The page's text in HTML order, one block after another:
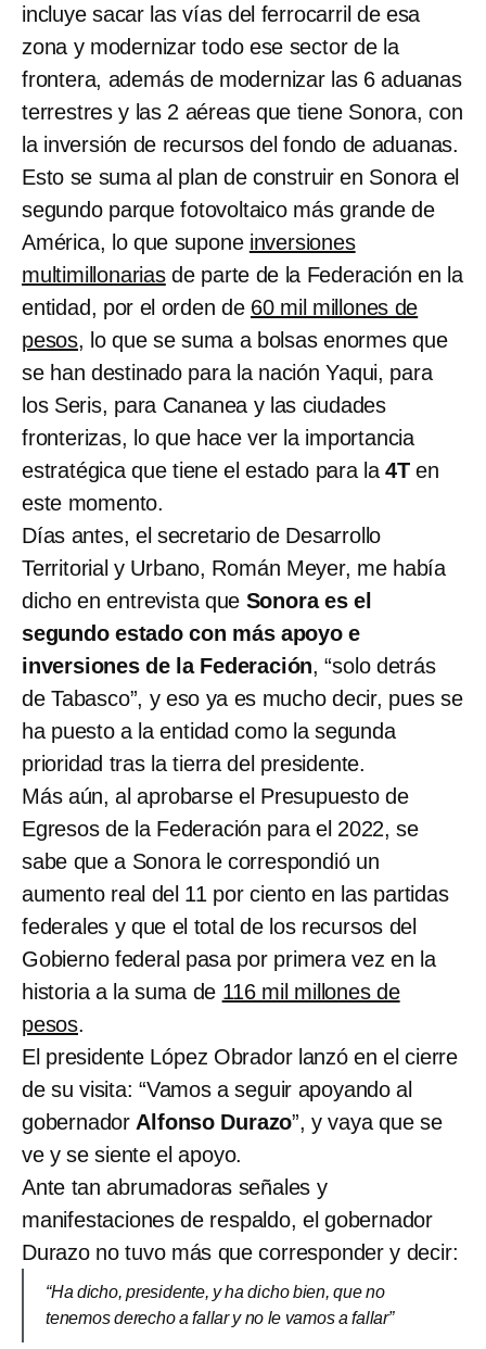
incluye sacar las vías del ferrocarril de esa
zona y modernizar todo ese sector de la
frontera, además de modernizar las 6 aduanas
terrestres y las 2 aéreas que tiene Sonora, con
la inversión de recursos del fondo de aduanas.
Esto se suma al plan de construir en Sonora el
segundo parque fotovoltaico más grande de
América, lo que supone inversiones
multimillonariasde parte de la Federación en la
entidad, por el orden de 60 mil millones de
pesos, lo que se suma a bolsas enormes que
se han destinado para la nación Yaqui, para
los Seris, para Cananea y las ciudades
fronterizas, lo que hace ver la importancia
estratégica que tiene el estado para la4Ten
este momento.
Días antes, el secretario de Desarrollo
Territorial y Urbano, Román Meyer, me había
dicho en entrevista que Sonora es el
segundo estado con más apoyo e
inversiones de la Federación, “solo detrás
de Tabasco”, y eso ya es mucho decir, pues se
ha puesto a la entidad como la segunda
prioridad tras la tierra del presidente.
Más aún, al aprobarse el Presupuesto de
Egresos de la Federación para el 2022, se
sabe que a Sonora le correspondió un
aumento real del 11 por ciento en las partidas
federales y que el total de los recursos del
Gobierno federal pasa por primera vez en la
historia a la suma de 116 mil millones de
pesos.
El presidente López Obrador lanzó en el cierre
de su visita: “Vamos a seguir apoyando al
gobernador Alfonso Durazo”, y vaya que se
ve y se siente el apoyo.
Ante tan abrumadoras señales y
manifestaciones de respaldo, el gobernador
Durazo no tuvo más que corresponder y decir:
“Ha dicho, presidente, y ha dicho bien, que no
tenemos derecho a fallar y no le vamos a fallar”